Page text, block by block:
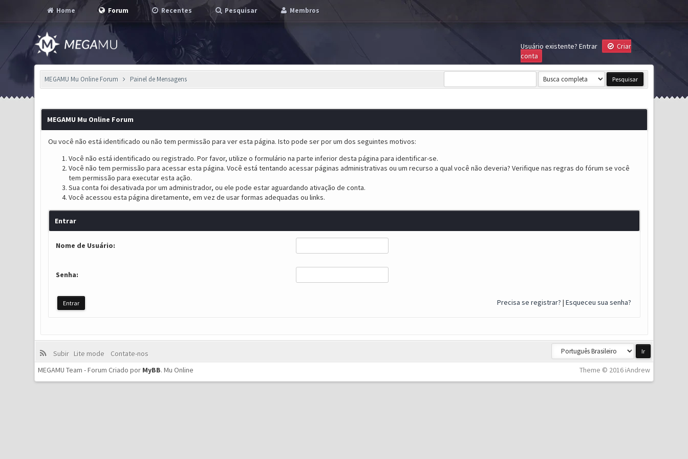
Home Forum Recentes Pesquisar Membros
Usuário existente? Entrar
Criar
conta
MEGAMU Mu Online Forum Painel de Mensagens
MEGAMU Mu Online Forum
Ou você não está identificado ou não tem permissão para ver esta página. Isto pode ser por um dos seguintes motivos:
Você não está identificado ou registrado. Por favor, utilize o formulário na parte inferior desta página para identificar-se.
Você não tem permissão para acessar esta página. Você está tentando acessar páginas administrativas ou um recurso a qual você não deveria? Verifique nas regras do fórum se você
tem permissão para executar esta ação.
Sua conta foi desativada por um administrador, ou ele pode estar aguardando ativação de conta.
Você acessou esta página diretamente, em vez de usar formas adequadas ou links.
Entrar
Nome de Usuário:
Senha:
Precisa se registrar? | Esqueceu sua senha?
Subir Lite mode
Contate-nos
Theme © 2016 iAndrew
MEGAMU Team - Forum Criado por MyBB.Mu Online